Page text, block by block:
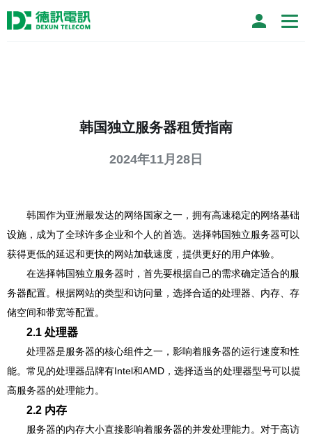
韩国独立服务器租赁指南
2024年11月28日
韩国作为亚洲最发达的网络国家之一，拥有高速稳定的网络基础
设施，成为了全球许多企业和个人的首选。选择韩国独立服务器可以
获得更低的延迟和更快的网站加载速度，提供更好的用户体验。
在选择韩国独立服务器时，首先要根据自己的需求确定适合的服
务器配置。根据网站的类型和访问量，选择合适的处理器、内存、存
储空间和带宽等配置。
2.1 处理器
处理器是服务器的核心组件之一，影响着服务器的运行速度和性
能。常见的处理器品牌有Intel和AMD，选择适当的处理器型号可以提
高服务器的处理能力。
2.2 内存
服务器的内存大小直接影响着服务器的并发处理能力。对于高访